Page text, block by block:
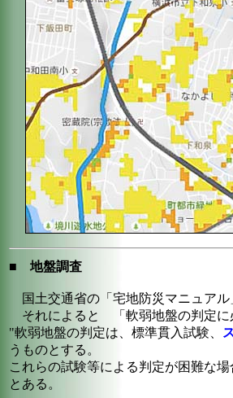
■ 地盤調査
国土交通省の「宅地防災マニュア
それによると 「軟弱地盤の判定に
"軟弱地盤の判定は、標準貫入試験、
うものとする。
これらの試験等による判定が困難な
とある。